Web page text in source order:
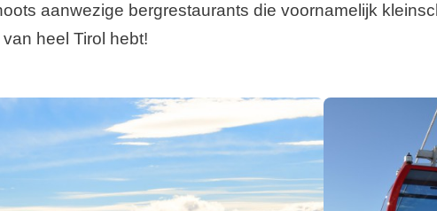
aanwezige bergrestaurants die voornamelijk
heel Tirol hebt!